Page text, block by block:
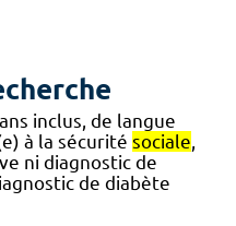
inclus, de langue
à la sécurité sociale,
ni diagnostic de
de diabète